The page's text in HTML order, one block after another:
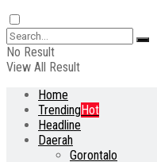
No Result
View All Result
Home
TrendingHot
Headline
Daerah
Gorontalo